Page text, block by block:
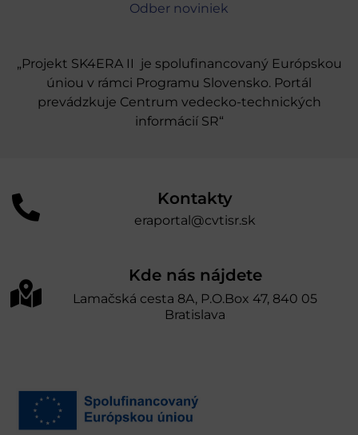
Odber noviniek
„Projekt SK4ERA II je spolufinancovaný Európskou
úniou v rámci Programu Slovensko. Portál
prevádzkuje Centrum vedecko-technických
informácií SR“
Kontakty
eraportal@cvtisr.sk
Kde nás nájdete
Lamačská cesta 8A, P.O.Box 47, 840 05
Bratislava